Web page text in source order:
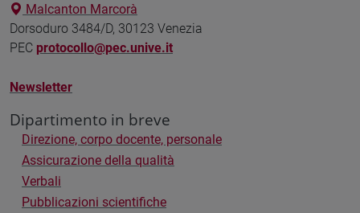
Malcanton Marcorà
Dorsoduro 3484/D, 30123 Venezia
PEC protocollo@pec.unive.it
Newsletter
Dipartimento in breve
Direzione, corpo docente, personale
Assicurazione della qualità
Verbali
Pubblicazioni scientifiche